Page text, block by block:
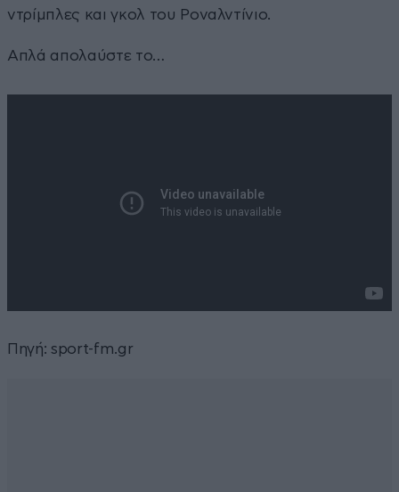
ντρίμπλες και γκολ του Ροναλντίνιο.
Απλά απολαύστε το…
Πηγή: sport-fm.gr